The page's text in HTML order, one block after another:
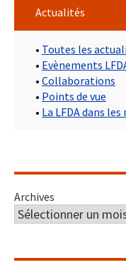
Actualités
• Toutes les
• Evènements
• Collaborations
• Points de vue
• La LFDA dans les
Archives